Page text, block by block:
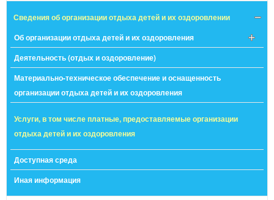
Сведения об организации отдыха детей и их оздоровлении
Об организации отдыха детей и их оздоровления
Деятельность (отдых и оздоровление)
Материально-техническое обеспечение и оснащенность
организации отдыха детей и их оздоровления
Услуги, в том числе платные, предоставляемые организации
отдыха детей и их оздоровления
Доступная среда
Иная информация